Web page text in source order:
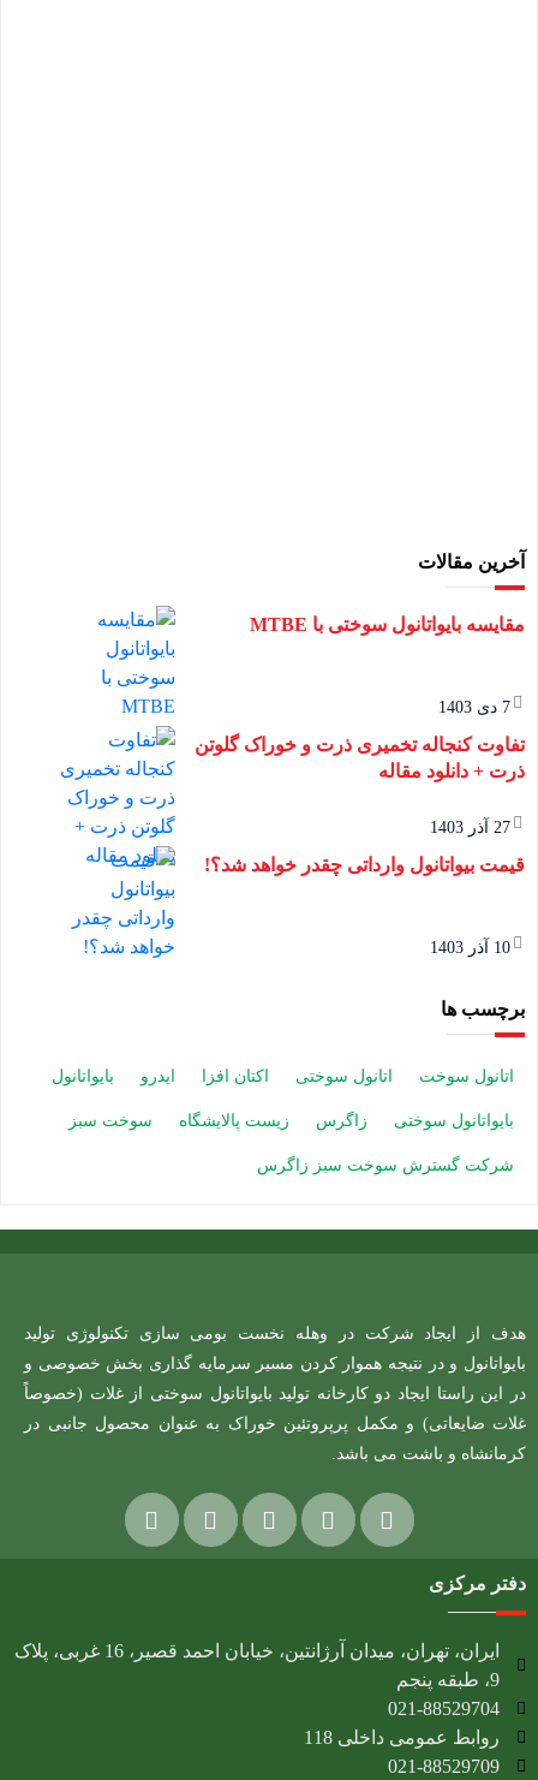
آخرین مقالات
مقایسه بایواتانول سوختی با MTBE
7 دی 1403
تفاوت کنجاله تخمیری ذرت و خوراک گلوتن
ذرت + دانلود مقاله
27 آذر 1403
قیمت بیواتانول وارداتی چقدر خواهد شد؟!
10 آذر 1403
برچسب ها
اتانول سوخت اتانول سوختی اکتان افزا ایدرو بایواتانول
بایواتانول سوختی زاگرس زیست پالایشگاه سوخت سبز
شرکت گسترش سوخت سبز زاگرس
هدف از ایجاد شرکت در وهله نخست بومی سازی تکنولوژی تولید
بایواتانول و در نتیجه هموار کردن مسیر سرمایه گذاری بخش خصوصی و
در این راستا ایجاد دو کارخانه تولید بایواتانول سوختی از غلات (خصوصاً
غلات ضایعاتی) و مکمل پرپروتئین خوراک به عنوان محصول جانبی در
کرمانشاه و باشت می باشد.
دفتر مرکزی
ایران، تهران، میدان آرژانتین، خیابان احمد قصیر، 16 غربی، پلاک
9، طبقه پنجم
021-88529704
روابط عمومی داخلی 118
021-88529709